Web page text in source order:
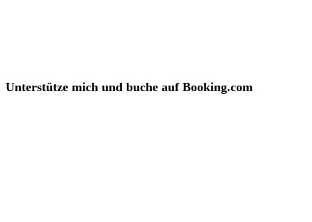
Unterstütze mich und buche auf Booking.com